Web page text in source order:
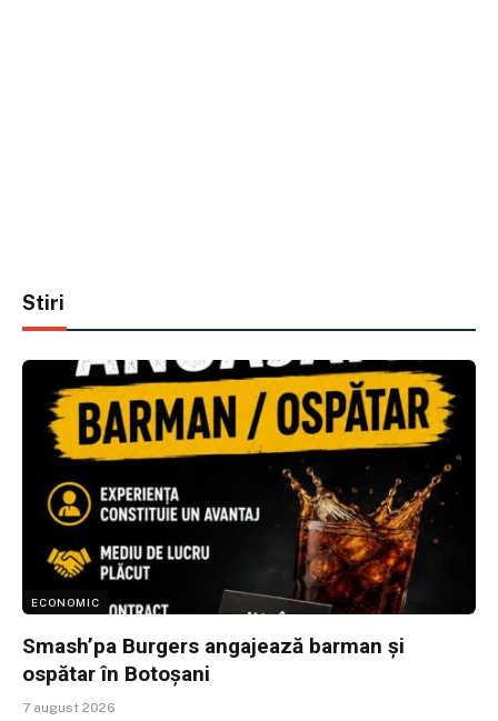
Stiri
ECONOMIC
Smash’pa Burgers angajează barman și
ospătar în Botoșani
7 august 2026